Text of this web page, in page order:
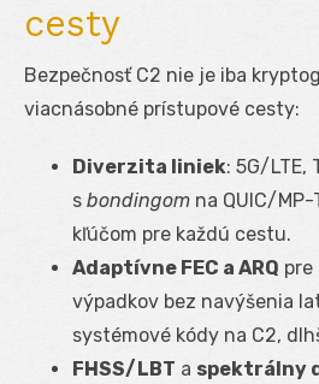
cesty
Bezpečnosť C2 nie je iba
viacnásobné prístupové cesty:
Diverzita liniek: 5G/LTE,
s bondingom na QUIC/
kľúčom pre každú cestu.
Adaptívne FEC a ARQ pre
výpadkov bez navýšenia
systémové kódy na C2,
FHSS/LBT a spektrálny